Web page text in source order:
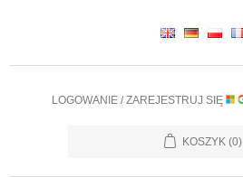
LOGOWANIE / ZAREJESTRUJ SIĘ
KOSZYK (0)